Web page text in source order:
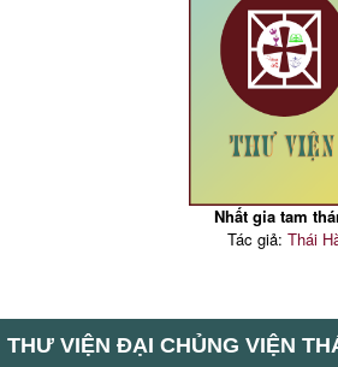
Nhất gia tam
Tác giả: Thái
THƯ VIỆN ĐẠI CHỦNG VIỆN